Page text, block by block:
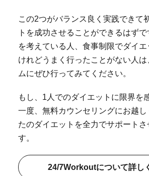
この2つがバランス良く実践できて
トを成功させることができるはず
を考えている人、食事制限でダイ
けれどうまく行ったことがない人
ムにぜひ行ってみてください。
もし、1人でのダイエットに限界を
一度、無料カウンセリングにお越
たのダイエットを全力でサポートさ
す。
24/7Workoutについて詳し